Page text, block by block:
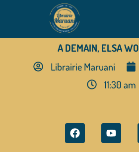
A DEMAIN, ELSA
Librairie Maruani
11:30 am